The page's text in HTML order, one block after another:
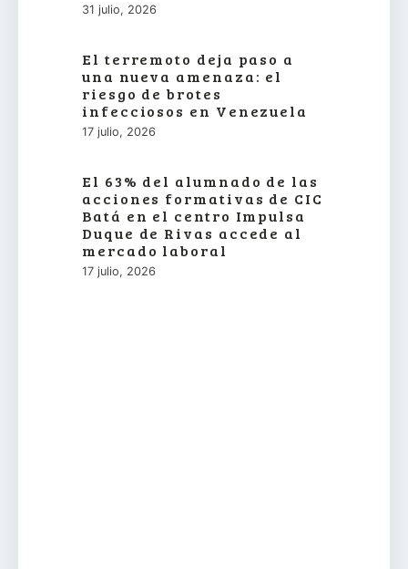
31 julio, 2026
El terremoto deja paso a
una nueva amenaza: el
riesgo de brotes
infecciosos en Venezuela
17 julio, 2026
El 63% del alumnado de las
acciones formativas de CIC
Batá en el centro Impulsa
Duque de Rivas accede al
mercado laboral
17 julio, 2026